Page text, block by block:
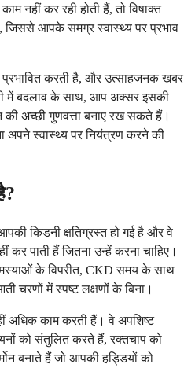
नहीं कर रही होती हैं, तो विषाक्त
जिससे आपके समग्र स्वास्थ्य पर प्रभाव
प्रभावित करती है, और उत्साहजनक खबर
में बदलाव के साथ, आप अक्सर इसकी
अच्छी गुणवत्ता बनाए रख सकते हैं।
अपने स्वास्थ्य पर नियंत्रण करने की
किडनी क्षतिग्रस्त हो गई है और वे
कर पाती हैं जितना उन्हें करना चाहिए।
के विपरीत, CKD समय के साथ
चरणों में स्पष्ट लक्षणों के बिना।
अधिक काम करती हैं। वे अपशिष्ट
को संतुलित करते हैं, रक्तचाप को
बनाते हैं जो आपकी हड्डियों को